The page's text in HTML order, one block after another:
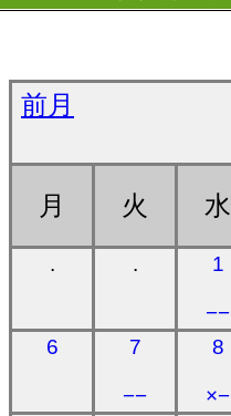
前月
月 火 水
. . 1
−−
6
7
−−
8
×−